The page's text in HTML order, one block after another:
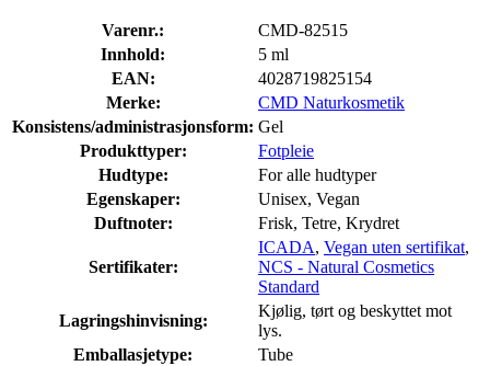
Varenr.:
CMD-82515
Innhold:
5 ml
EAN:
4028719825154
Merke:
CMD Naturkosmetik
Konsistens/administrasjonsform: Gel
Produkttyper:
Fotpleie
Hudtype:
For alle hudtyper
Egenskaper:
Unisex, Vegan
Duftnoter:
Frisk, Tetre, Krydret
Sertifikater:
ICADA, Vegan uten sertifikat,
NCS - Natural Cosmetics
Standard
Lagringshinvisning:
Kjølig, tørt og beskyttet mot
lys.
Emballasjetype:
Tube